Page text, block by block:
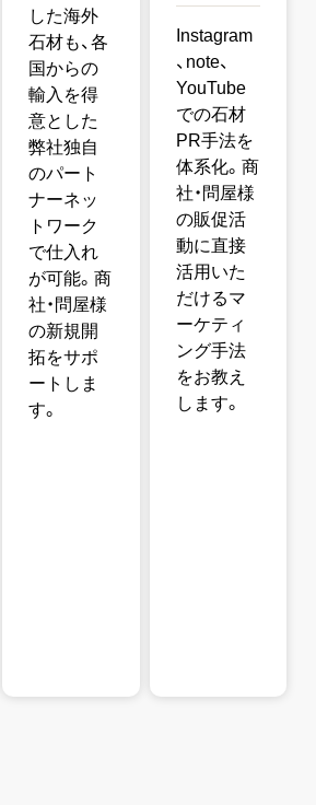
した海外
石材も、各
国からの
輸入を得
意とした
弊社独自
のパート
ナーネッ
トワーク
で仕入れ
が可能。商
社・問屋様
の新規開
拓をサポ
ートしま
す。
Instagram
、note、
YouTube
での石材
PR手法を
体系化。商
社・問屋様
の販促活
動に直接
活用いた
だけるマ
ーケティ
ング手法
をお教え
します。